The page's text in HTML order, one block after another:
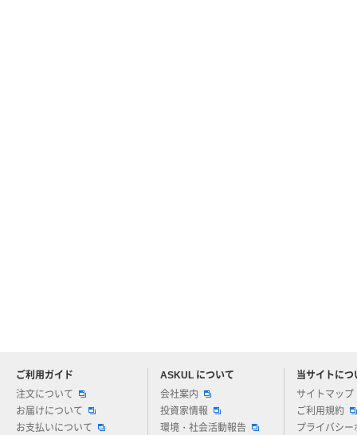
ご利用ガイド
注文について
お届けについて
お支払いについて
ASKUL について
会社案内
投資家情報
環境・社会活動報告
当サイトにつ
サイトマップ
ご利用規約
プライバシー
アスクルについてお気軽にご質問ください